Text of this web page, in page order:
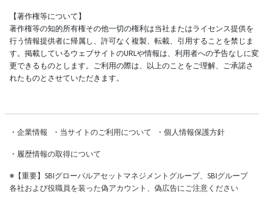
【著作権等について】
著作権等の知的所有権その他一切の権利は当社またはライセンス提供を
行う情報提供者に帰属し、許可なく複製、転載、引用することを禁じま
す。掲載しているウェブサイトのURLや情報は、利用者への予告なしに変
更できるものとします。ご利用の際は、以上のことをご理解、ご承諾さ
れたものとさせていただきます。
・ 企業情報 ・ 当サイトのご利用について ・ 個人情報保護方針
・ 履歴情報の取得について
※【重要】SBIグローバルアセットマネジメントグループ、SBIグループ
各社および役職員を装った偽アカウント、偽広告にご注意ください